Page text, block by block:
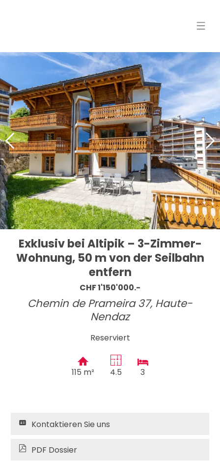
Exklusiv bei Altipik – 3-Zimmer-
Wohnung, 50 m von der Seilbahn
entfern
CHF 1'150'000.-
Chemin de Prameira 37, Haute-
Nendaz
Reserviert
115 m² 4.5 3
Kontaktieren Sie uns
PDF Dossier